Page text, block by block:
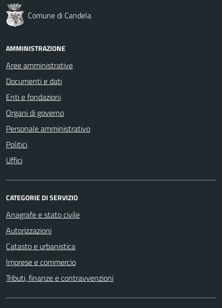
Comune di Candela
AMMINISTRAZIONE
Aree amministrative
Documenti e dati
Enti e fondazioni
Organi di governo
Personale amministrativo
Politici
Uffici
CATEGORIE DI SERVIZIO
Anagrafe e stato civile
Autorizzazioni
Catasto e urbanistica
Imprese e commercio
Tributi, finanze e contravvenzioni